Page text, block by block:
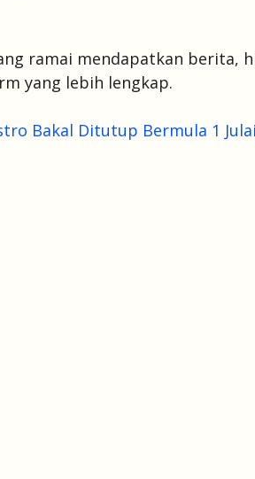
ramai mendapatkan berita,
yang lebih lengkap.
Bakal Ditutup Bermula 1 Julai